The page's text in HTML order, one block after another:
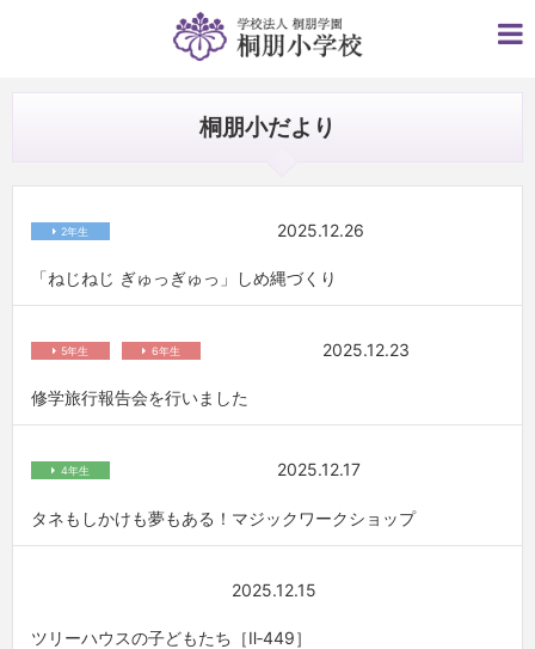
桐朋小だより
「ねじねじ ぎゅっぎゅっ」しめ縄づくり
2年生 2025.12.26
修学旅行報告会を行いました
5年生 6年生 2025.12.23
タネもしかけも夢もある！マジックワークショップ
4年生 2025.12.17
ツリーハウスの子どもたち［Ⅱ‐449］
2025.12.15